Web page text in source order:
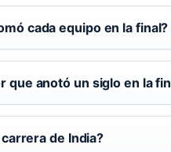
cada equipo en la final?
que anotó un siglo en la
de India?